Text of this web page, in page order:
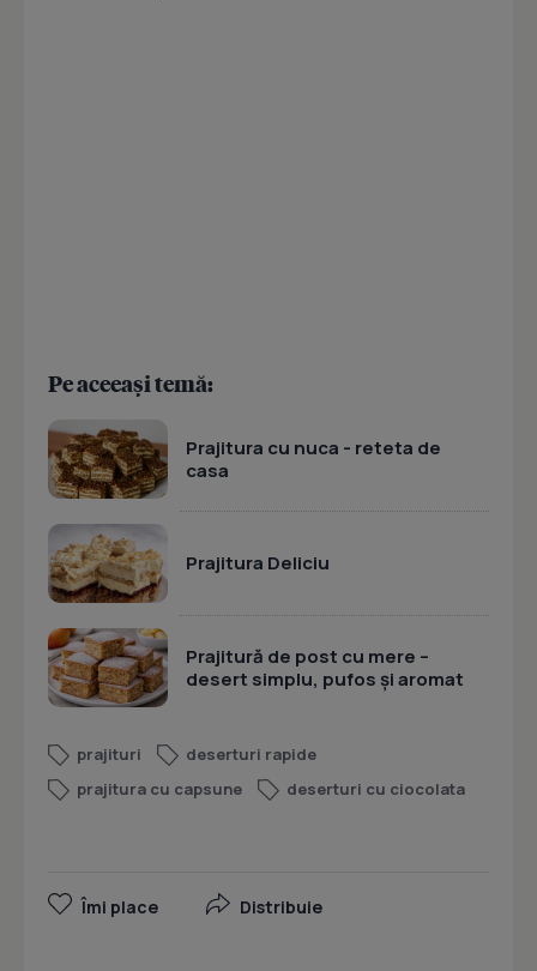
Pe aceeași temă:
Prajitura cu nuca - reteta de
casa
Prajitura Deliciu
Prajitură de post cu mere –
desert simplu, pufos și aromat
prajituri
deserturi rapide
prajitura cu capsune
deserturi cu ciocolata
Îmi place Distribuie